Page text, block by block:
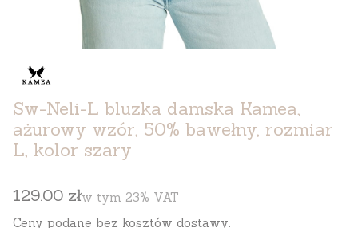
Sw-Neli-L bluzka damska Kamea,
ażurowy wzór, 50% bawełny, rozmiar
L, kolor szary
Cena
129,00 złw tym 23% VAT
w tym 23% VAT
Ceny podane bez kosztów dostawy.